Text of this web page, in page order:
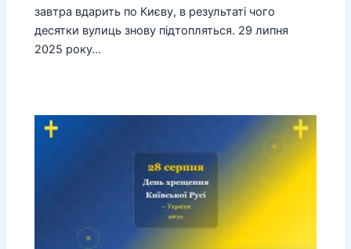
завтра вдарить по Києву, в результаті чого
десятки вулиць знову підтопляться. 29 липня
2025 року…